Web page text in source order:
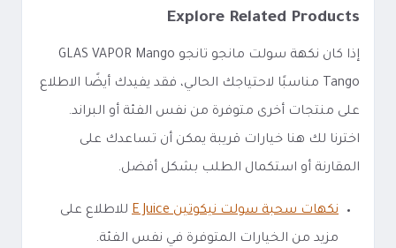
Explore Related Products
إذا كان نكهة سولت مانجو تانجو GLAS VAPOR Mango
Tango مناسبًا لاحتياجك الحالي، فقد يفيدك أيضًا الاطلاع
على منتجات أخرى متوفرة من نفس الفئة أو البراند.
اخترنا لك هنا خيارات قريبة يمكن أن تساعدك على
المقارنة أو استكمال الطلب بشكل أفضل.
نكهات سحبة سولت نيكوتين E Juice
للاطلاع على
مزيد من الخيارات المتوفرة في نفس الفئة.